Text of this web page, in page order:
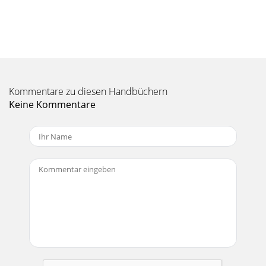
verfügbar. Damit können inkrementelle (d.h. nach
33Wir wünschen Ihnen jahrelanges Multimedia-Vergnügen
mit Ihrem Gmini™ 500. Registrieren Sie Ihren Gmini™ 500 auf
Seite 13
4141 1 111 FOTO – Betrachten von Fotos FOTO – Betrachten
von Fotos Die Geräte der Serie Gmini™ 500 unterstützen die
Kommentare zu diesen Handbüchern
Keine Kommentare